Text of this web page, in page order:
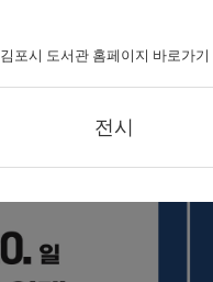
김포시 도서관 홈페이지 바로가기
전시